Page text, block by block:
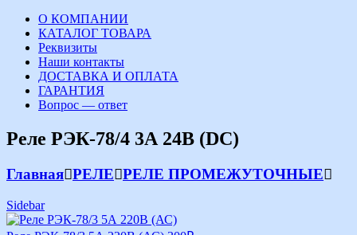
О КОМПАНИИ
КАТАЛОГ ТОВАРА
Реквизиты
Наши контакты
ДОСТАВКА И ОПЛАТА
ГАРАНТИЯ
Вопрос — ответ
Реле РЭК-78/4 3А 24В (DС)
Главная РЕЛЕ РЕЛЕ ПРОМЕЖУТОЧНЫЕ
Sidebar